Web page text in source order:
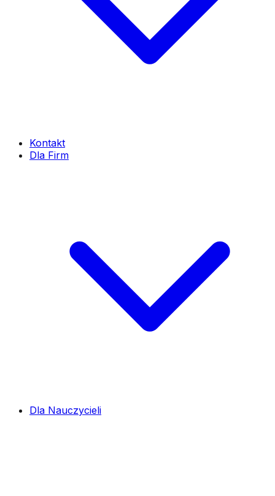
Kontakt
Dla Firm
Dla Nauczycieli